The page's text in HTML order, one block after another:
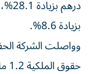
بزيادة 8.6%.
وواصلت الشركة